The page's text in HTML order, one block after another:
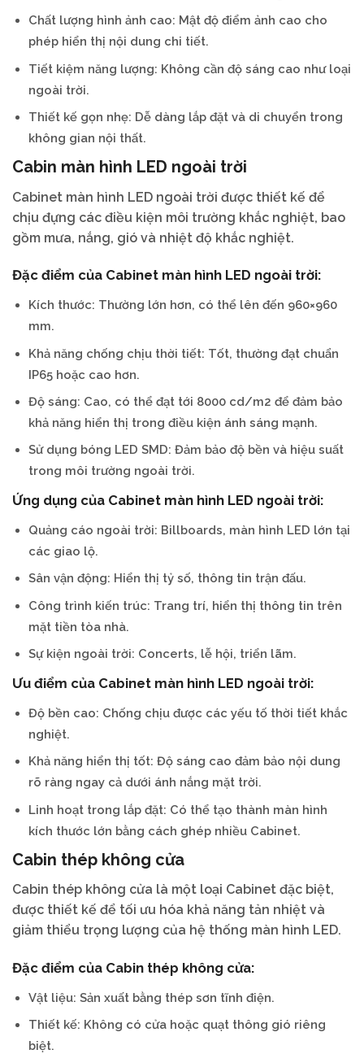
Chất lượng hình ảnh cao: Mật độ điểm ảnh cao cho
phép hiển thị nội dung chi tiết.
Tiết kiệm năng lượng: Không cần độ sáng cao như loại
ngoài trời.
Thiết kế gọn nhẹ: Dễ dàng lắp đặt và di chuyển trong
không gian nội thất.
Cabin màn hình LED ngoài trời
Cabinet màn hình LED ngoài trời được thiết kế để
chịu đựng các điều kiện môi trường khắc nghiệt, bao
gồm mưa, nắng, gió và nhiệt độ khắc nghiệt.
Đặc điểm của Cabinet màn hình LED ngoài trời:
Kích thước: Thường lớn hơn, có thể lên đến 960×960
mm.
Khả năng chống chịu thời tiết: Tốt, thường đạt chuẩn
IP65 hoặc cao hơn.
Độ sáng: Cao, có thể đạt tới 8000 cd/m2 để đảm bảo
khả năng hiển thị trong điều kiện ánh sáng mạnh.
Sử dụng bóng LED SMD: Đảm bảo độ bền và hiệu suất
trong môi trường ngoài trời.
Ứng dụng của Cabinet màn hình LED ngoài trời:
Quảng cáo ngoài trời: Billboards, màn hình LED lớn tại
các giao lộ.
Sân vận động: Hiển thị tỷ số, thông tin trận đấu.
Công trình kiến trúc: Trang trí, hiển thị thông tin trên
mặt tiền tòa nhà.
Sự kiện ngoài trời: Concerts, lễ hội, triển lãm.
Ưu điểm của Cabinet màn hình LED ngoài trời:
Độ bền cao: Chống chịu được các yếu tố thời tiết khắc
nghiệt.
Khả năng hiển thị tốt: Độ sáng cao đảm bảo nội dung
rõ ràng ngay cả dưới ánh nắng mặt trời.
Linh hoạt trong lắp đặt: Có thể tạo thành màn hình
kích thước lớn bằng cách ghép nhiều Cabinet.
Cabin thép không cửa
Cabin thép không cửa là một loại Cabinet đặc biệt,
được thiết kế để tối ưu hóa khả năng tản nhiệt và
giảm thiểu trọng lượng của hệ thống màn hình LED.
Đặc điểm của Cabin thép không cửa:
Vật liệu: Sản xuất bằng thép sơn tĩnh điện.
Thiết kế: Không có cửa hoặc quạt thông gió riêng
biệt.